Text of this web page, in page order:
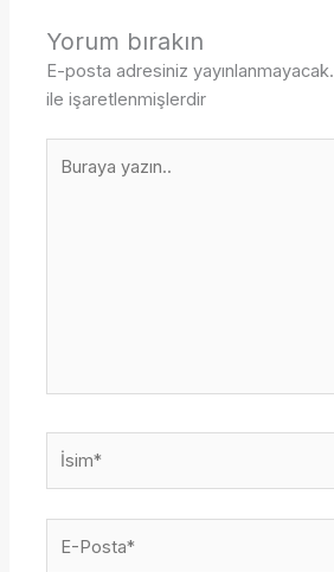
Yorum bırakın
E-posta adresiniz yayınlanmayacak.
ile işaretlenmişlerdir
İsim*
Posta*